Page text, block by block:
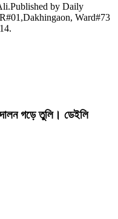
by Daily
Ward#73
গড়ে তুলি। ডেইলি